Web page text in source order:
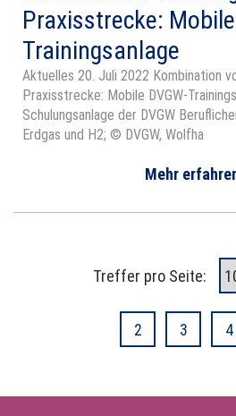
Praxisstrecke: Mobile
Trainingsanlage
Aktuelles 20. Juli 2022 Kombination
Praxisstrecke: Mobile DVGW-
Schulungsanlage der DVGW
Erdgas und H2; © DVGW, Wolfha
Mehr
Treffer pro Seite:
2 3 4